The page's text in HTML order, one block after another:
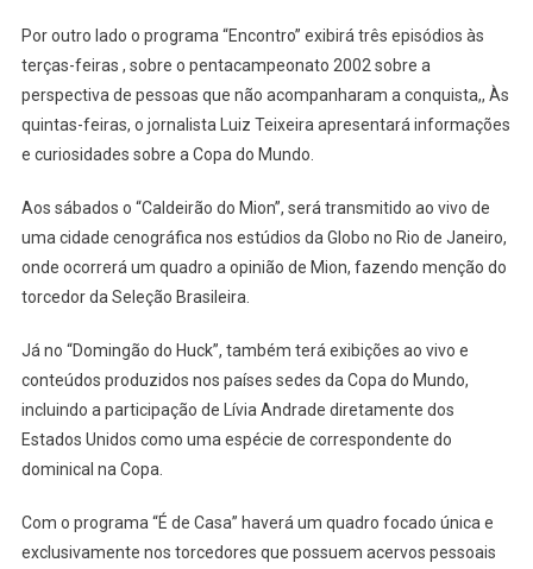
Por outro lado o programa “Encontro” exibirá três episódios às
terças-feiras , sobre o pentacampeonato 2002 sobre a
perspectiva de pessoas que não acompanharam a conquista,, Às
quintas-feiras, o jornalista Luiz Teixeira apresentará informações
e curiosidades sobre a Copa do Mundo.
Aos sábados o “Caldeirão do Mion”, será transmitido ao vivo de
uma cidade cenográfica nos estúdios da Globo no Rio de Janeiro,
onde ocorrerá um quadro a opinião de Mion, fazendo menção do
torcedor da Seleção Brasileira.
Já no “Domingão do Huck”, também terá exibições ao vivo e
conteúdos produzidos nos países sedes da Copa do Mundo,
incluindo a participação de Lívia Andrade diretamente dos
Estados Unidos como uma espécie de correspondente do
dominical na Copa.
Com o programa “É de Casa” haverá um quadro focado única e
exclusivamente nos torcedores que possuem acervos pessoais